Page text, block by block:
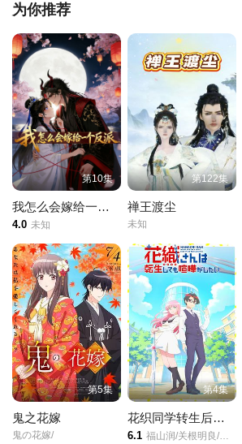
第19集 第20集
第22集 第23集
第25集 第26集
第28集 第29集
第31集 第32集
第34集 第35集
第37集 第38集
第40集 第42集
级。
为你推荐
第10集
我怎么会嫁给一个反派
4.0 未知
第122集
禅王渡尘
未知
第5集
鬼之花嫁
鬼の花嫁/
第4集
花织同学转生后还是想干架
6.1 福山润/关根明良/星希成奏/上田瞳/德井青空/稗田宁宁/高桥李依/五十岚裕美/伊藤彩沙/日笠阳子/内田真礼/